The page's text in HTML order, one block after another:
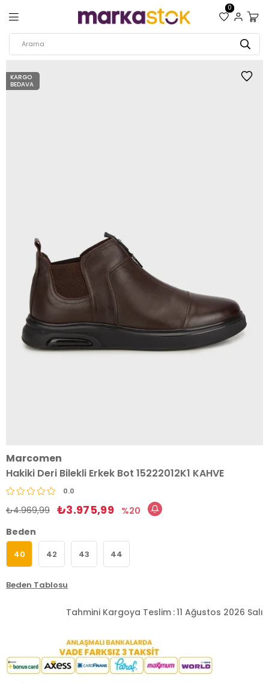
0
KARGO
BEDAVA
Marcomen
Hakiki Deri Bilekli Erkek Bot 15222012K1 KAHVE
0.0
₺4.969,99 ₺3.975,99
20
Beden
40 42 43 44
Beden Tablosu
Tahmini Kargoya Teslim :11 Ağustos 2026 Salı